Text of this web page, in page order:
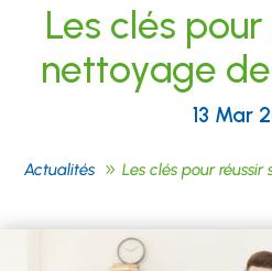
Les clés
nettoyage
13 Mar
Actualités 9 Les clés pour